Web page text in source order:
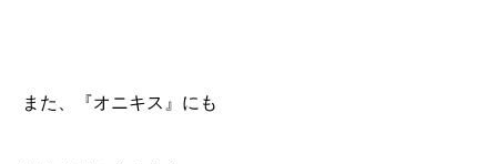
また、『オニキス』にも